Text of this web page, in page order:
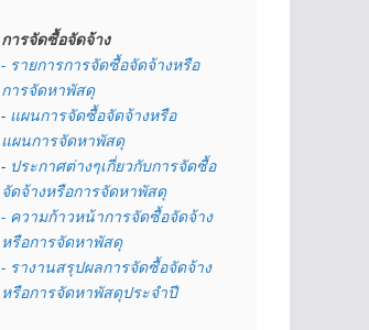
การจัดซื้อจัดจ้าง
- รายการการจัดซื้อจัดจ้างหรือ
การจัดหาพัสดุ
- แผนการจัดซื้อจัดจ้างหรือ
แผนการจัดหาพัสดุ
- ประกาศต่างๆเกี่ยวกับการจัดซื้อ
จัดจ้างหรือการจัดหาพัสดุ
- ความก้าวหน้าการจัดซื้อจัดจ้าง
หรือการจัดหาพัสดุ
- รางานสรุปผลการจัดซื้อจัดจ้าง
หรือการจัดหาพัสดุประจำปี